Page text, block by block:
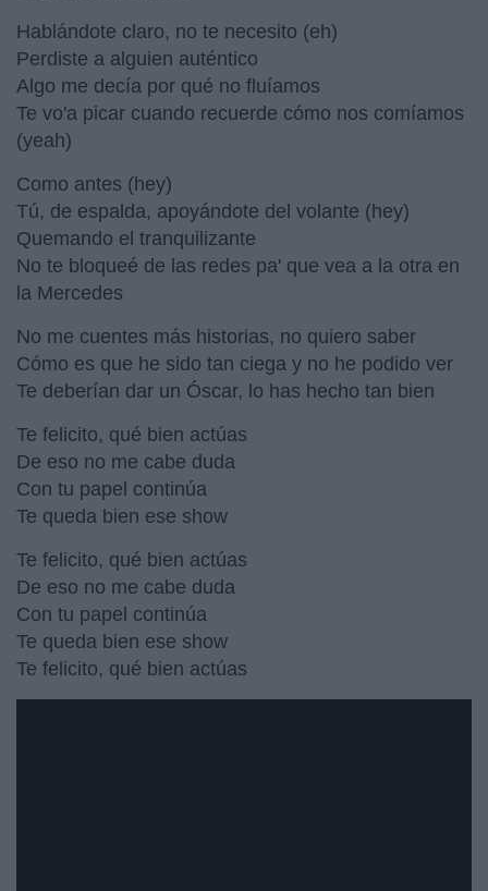
Hablándote claro, no te necesito (eh)
Perdiste a alguien auténtico
Algo me decía por qué no fluíamos
Te vo'a picar cuando recuerde cómo nos comíamos
(yeah)
Como antes (hey)
Tú, de espalda, apoyándote del volante (hey)
Quemando el tranquilizante
No te bloqueé de las redes pa' que vea a la otra en
la Mercedes
No me cuentes más historias, no quiero saber
Cómo es que he sido tan ciega y no he podido ver
Te deberían dar un Óscar, lo has hecho tan bien
Te felicito, qué bien actúas
De eso no me cabe duda
Con tu papel continúa
Te queda bien ese show
Te felicito, qué bien actúas
De eso no me cabe duda
Con tu papel continúa
Te queda bien ese show
Te felicito, qué bien actúas